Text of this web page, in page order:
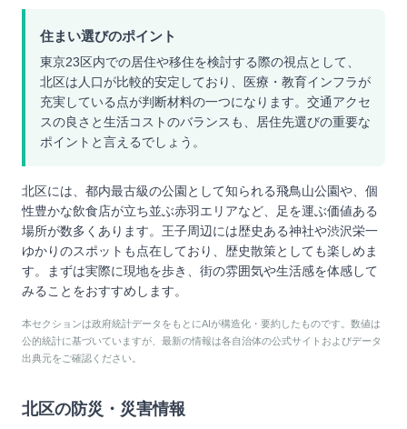
住まい選びのポイント
東京23区内での居住や移住を検討する際の視点として、
北区は人口が比較的安定しており、医療・教育インフラが
充実している点が判断材料の一つになります。交通アクセ
スの良さと生活コストのバランスも、居住先選びの重要な
ポイントと言えるでしょう。
北区には、都内最古級の公園として知られる飛鳥山公園や、個
性豊かな飲食店が立ち並ぶ赤羽エリアなど、足を運ぶ価値ある
場所が数多くあります。王子周辺には歴史ある神社や渋沢栄一
ゆかりのスポットも点在しており、歴史散策としても楽しめま
す。まずは実際に現地を歩き、街の雰囲気や生活感を体感して
みることをおすすめします。
本セクションは政府統計データをもとにAIが構造化・要約したものです。数値は
公的統計に基づいていますが、最新の情報は各自治体の公式サイトおよびデータ
出典元をご確認ください。
北区の防災・災害情報